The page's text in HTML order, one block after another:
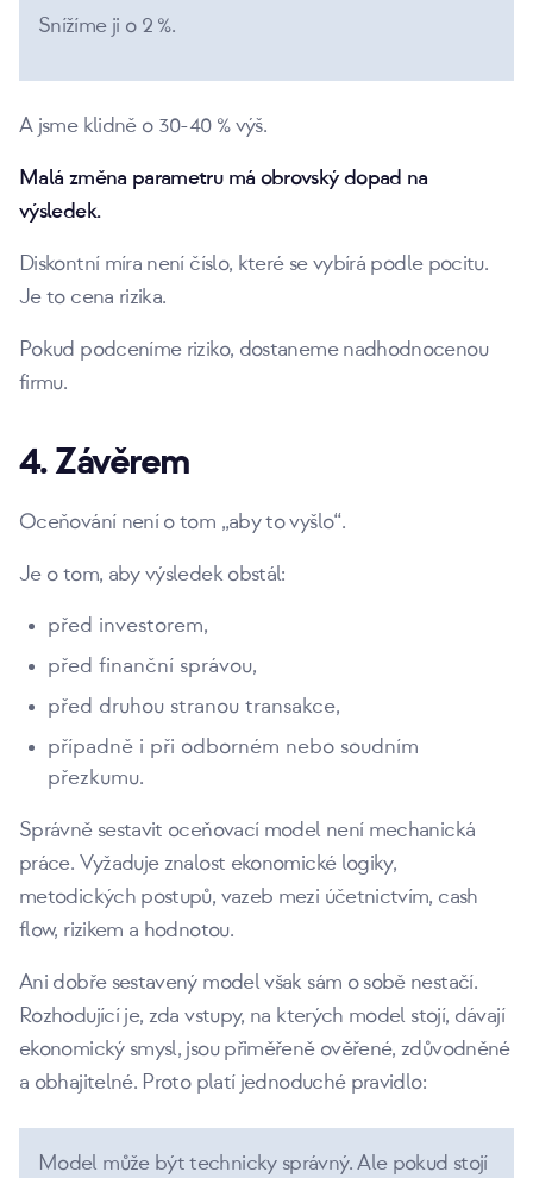
Snížíme ji o 2 %.
A jsme klidně o 30-40 % výš.
Malá změna parametru má obrovský dopad na
výsledek.
Diskontní míra není číslo, které se vybírá podle pocitu.
Je to cena rizika.
Pokud podceníme riziko, dostaneme nadhodnocenou
firmu.
4. Závěrem
Oceňování není o tom „aby to vyšlo“.
Je o tom, aby výsledek obstál:
před investorem,
před finanční správou,
před druhou stranou transakce,
případně i při odborném nebo soudním
přezkumu.
Správně sestavit oceňovací model není mechanická
práce. Vyžaduje znalost ekonomické logiky,
metodických postupů, vazeb mezi účetnictvím, cash
flow, rizikem a hodnotou.
Ani dobře sestavený model však sám o sobě nestačí.
Rozhodující je, zda vstupy, na kterých model stojí, dávají
ekonomický smysl, jsou přiměřeně ověřené, zdůvodněné
a obhajitelné. Proto platí jednoduché pravidlo:
Model může být technicky správný. Ale pokud stojí